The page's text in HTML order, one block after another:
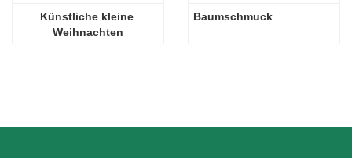
Künstliche kleine
Weihnachten
Baumschmuck